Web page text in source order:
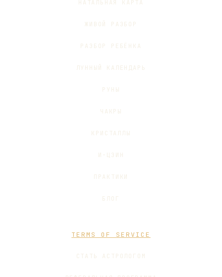
НАТАЛЬНАЯ КАРТА
ЖИВОЙ РАЗБОР
РАЗБОР РЕБЁНКА
ЛУННЫЙ КАЛЕНДАРЬ
РУНЫ
ЧАКРЫ
КРИСТАЛЛЫ
И-ЦЗИН
ПРАКТИКИ
БЛОГ
TERMS OF SERVICE
СТАТЬ АСТРОЛОГОМ